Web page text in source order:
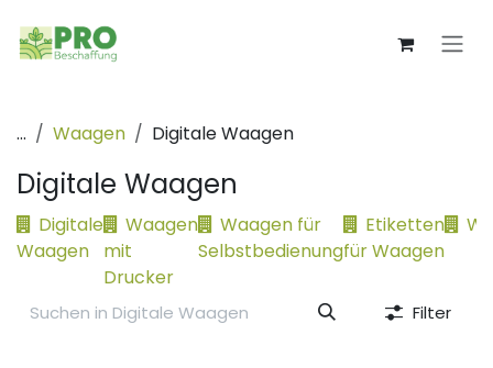
... Waagen Digitale Waagen
Digitale Waagen
Digitale
Waagen
Waagen
mit
Drucker
Waagen für
Selbstbedienung
Etiketten
für Waagen
Filter